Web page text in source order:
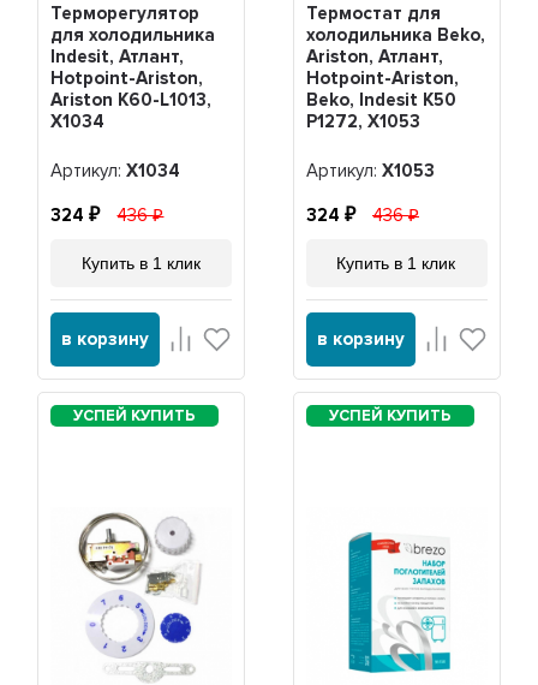
Терморегулятор
для холодильника
Indesit, Атлант,
Hotpoint-Ariston,
Ariston K60-L1013,
Х1034
Артикул:Х1034
324 436
Купить в 1 клик
в корзину
Термостат для
холодильника Beko,
Ariston, Атлант,
Hotpoint-Ariston,
Beko, Indesit K50
P1272, Х1053
Артикул: Х1053
324 436
Купить в 1 клик
в корзину